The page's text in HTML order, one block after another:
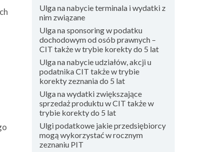
Ulga na nabycie terminala i wydatki z
nim związane
Ulga na sponsoring w podatku
dochodowym od osób prawnych –
CIT także w trybie korekty do 5 lat
Ulga na nabycie udziałów, akcji u
podatnika CIT także w trybie
korekty zeznania do 5 lat
Ulga na wydatki zwiększające
sprzedaż produktu w CIT także w
trybie korekty do 5 lat
Ulgi podatkowe jakie przedsiębiorcy
mogą wykorzystać w rocznym
zeznaniu PIT